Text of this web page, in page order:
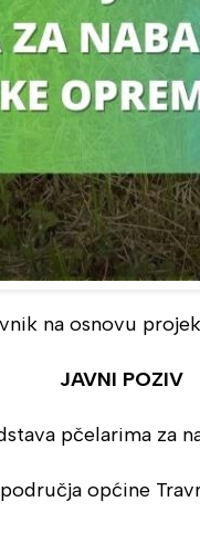
na osnovu
JAVNI POZIV
pčelarima za
općine